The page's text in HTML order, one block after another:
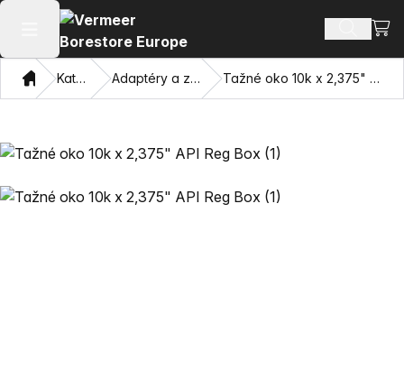
Otevřít hlavní menu Hledat
DomovKatalog Adaptéry a závitníky Tažné oko 10k x 2,375" API Reg Box